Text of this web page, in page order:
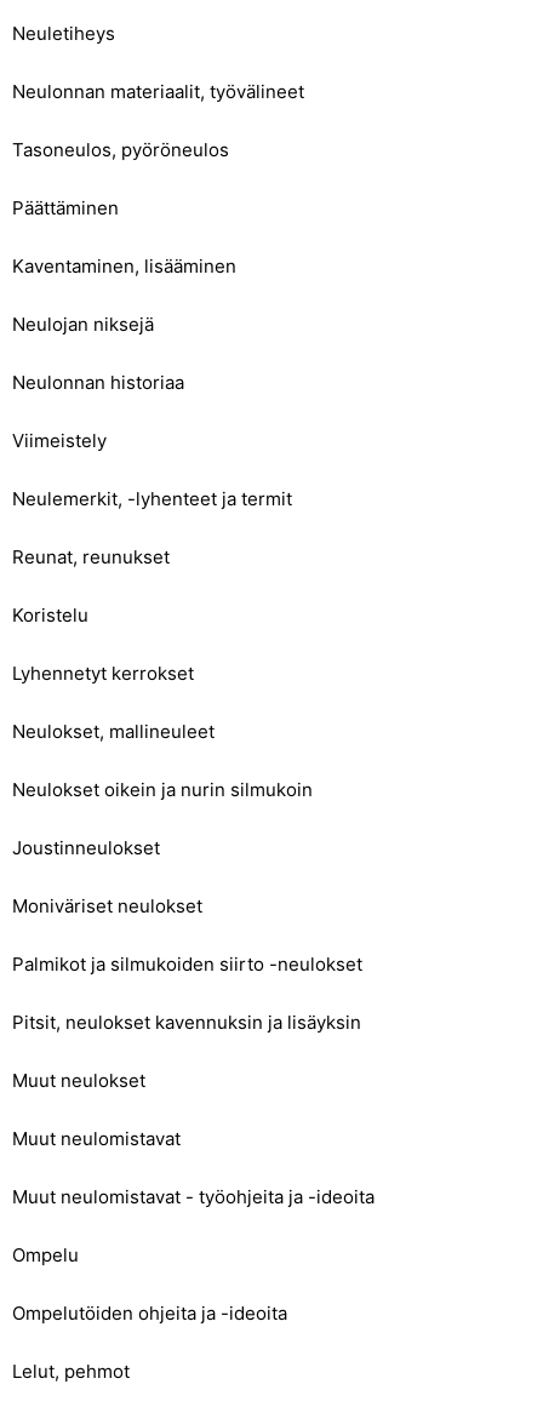
Neuletiheys
Neulonnan materiaalit, työvälineet
Tasoneulos, pyöröneulos
Päättäminen
Kaventaminen, lisääminen
Neulojan niksejä
Neulonnan historiaa
Viimeistely
Neulemerkit, -lyhenteet ja termit
Reunat, reunukset
Koristelu
Lyhennetyt kerrokset
Neulokset, mallineuleet
Neulokset oikein ja nurin silmukoin
Joustinneulokset
Moniväriset neulokset
Palmikot ja silmukoiden siirto -neulokset
Pitsit, neulokset kavennuksin ja lisäyksin
Muut neulokset
Muut neulomistavat
Muut neulomistavat - työohjeita ja -ideoita
Ompelu
Ompelutöiden ohjeita ja -ideoita
Lelut, pehmot